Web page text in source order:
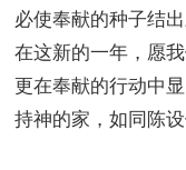
必使奉献的种子结
在这新的一年，愿
更在奉献的行动中
持神的家，如同陈